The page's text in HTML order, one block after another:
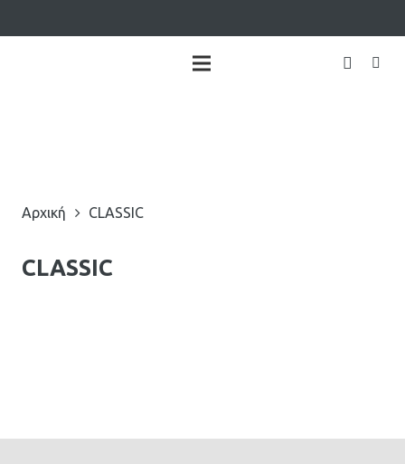
Αρχική CLASSIC
CLASSIC